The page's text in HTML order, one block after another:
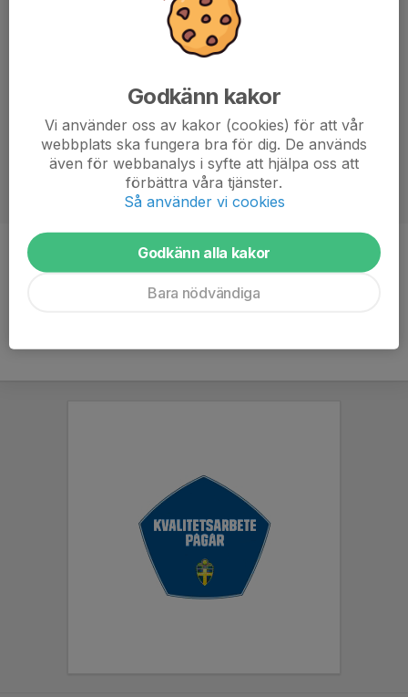
Ålder 14 år
Godkänn kakor
Vi använder oss av kakor (cookies) för att vår
webbplats ska fungera bra för dig. De används
även för webbanalys i syfte att hjälpa oss att
förbättra våra tjänster.
Så använder vi cookies
Godkänn alla kakor
Bara nödvändiga